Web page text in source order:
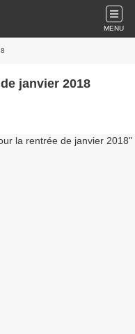
MENU
janvier 2018